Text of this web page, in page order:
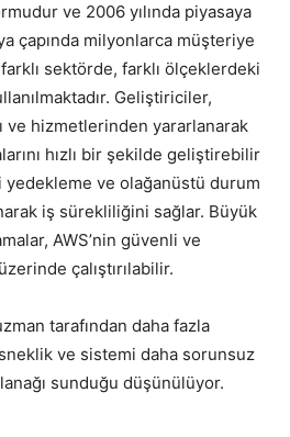
ve 2006 yılında piyasaya
çapında milyonlarca müşteriye
sektörde, farklı ölçeklerdeki
Geliştiriciler,
ve hizmetlerinden yararlanarak
hızlı bir şekilde geliştirebilir
yedekleme ve olağanüstü durum
iş sürekliliğini sağlar. Büyük
AWS’nin güvenli ve
çalıştırılabilir.
tarafından daha fazla
ve sistemi daha sorunsuz
sunduğu düşünülüyor.